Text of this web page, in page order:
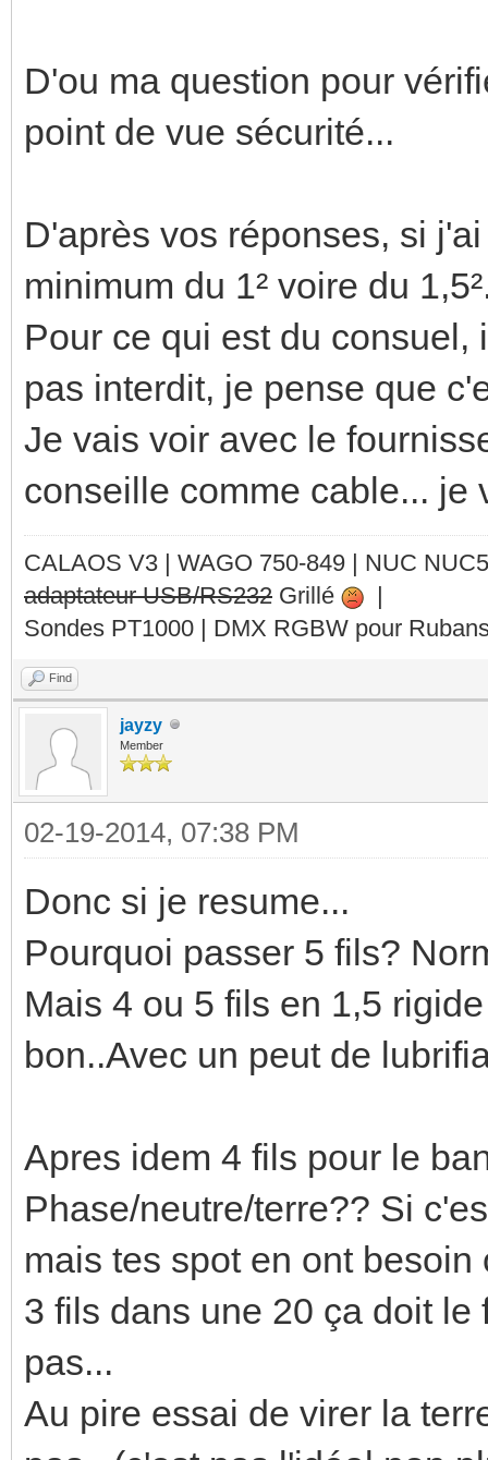
D'ou ma question pour
point de vue sécurité...
D'après vos réponses, si
minimum du 1² voire du
Pour ce qui est du
pas interdit, je pense que
Je vais voir avec le
conseille comme cable...
CALAOS V3 | WAGO 750-849 | NUC
adaptateur USB/RS232 Grillé
|
Sondes PT1000 | DMX RGBW pour
Find
jayzy
Member
02-19-2014, 07:38 PM
Donc si je resume...
Pourquoi passer 5 fils?
Mais 4 ou 5 fils en 1,5
bon..Avec un peut de
Apres idem 4 fils pour le
Phase/neutre/terre?? Si
mais tes spot en ont
3 fils dans une 20 ça doit
pas...
Au pire essai de virer la